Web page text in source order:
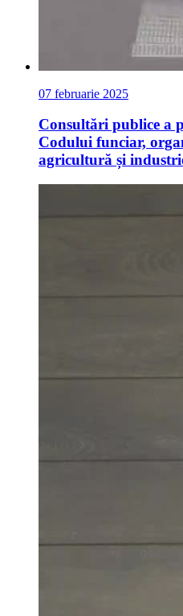
07 februarie 2025
Consultări publice a
Codului funciar,
agricultură și